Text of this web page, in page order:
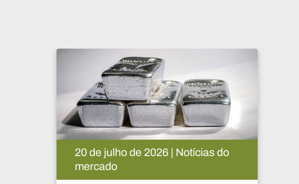
15 de julho de 2026 | Notícias do
mercado